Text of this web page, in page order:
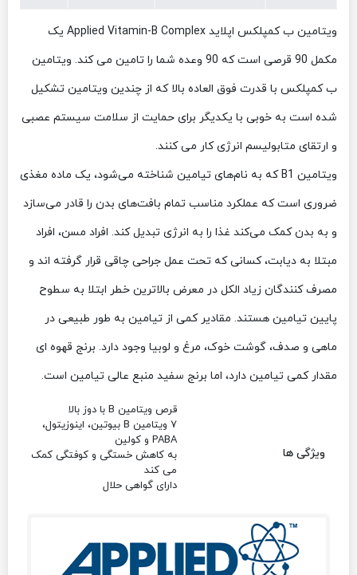
ویتامین ب کمپلکس اپلاید Applied Vitamin-B Complex یک
مکمل 90 قرصی است که 90 وعده شما را تامین می کند. ویتامین
ب کمپلکس با قدرت فوق العاده بالا که از چندین ویتامین تشکیل
شده است به خوبی با یکدیگر برای حمایت از سلامت سیستم عصبی
و ارتقای متابولیسم انرژی کار می کنند.
ویتامین B1 که به نام‌های تیامین شناخته می‌شود، یک ماده مغذی
ضروری است که عملکرد مناسب تمام بافت‌های بدن را قادر می‌سازد
و به بدن کمک می‌کند غذا را به انرژی تبدیل کند. افراد مسن، افراد
مبتلا به دیابت، کسانی که تحت عمل جراحی چاقی قرار گرفته اند و
مصرف کنندگان زیاد الکل در معرض بالاترین خطر ابتلا به سطوح
پایین تیامین هستند. مقادیر کمی از تیامین به طور طبیعی در
ماهی و صدف، گوشت خوک، مرغ و لوبیا وجود دارد. برنج قهوه ای
مقدار کمی تیامین دارد، اما برنج سفید منبع عالی تیامین است.
ویژگی ها
قرص ویتامین B با دوز بالا
7 ویتامین B بیوتین، اینوزیتول،
PABA و کولین
به کاهش خستگی و کوفتگی کمک
می کند
دارای گواهی حلال